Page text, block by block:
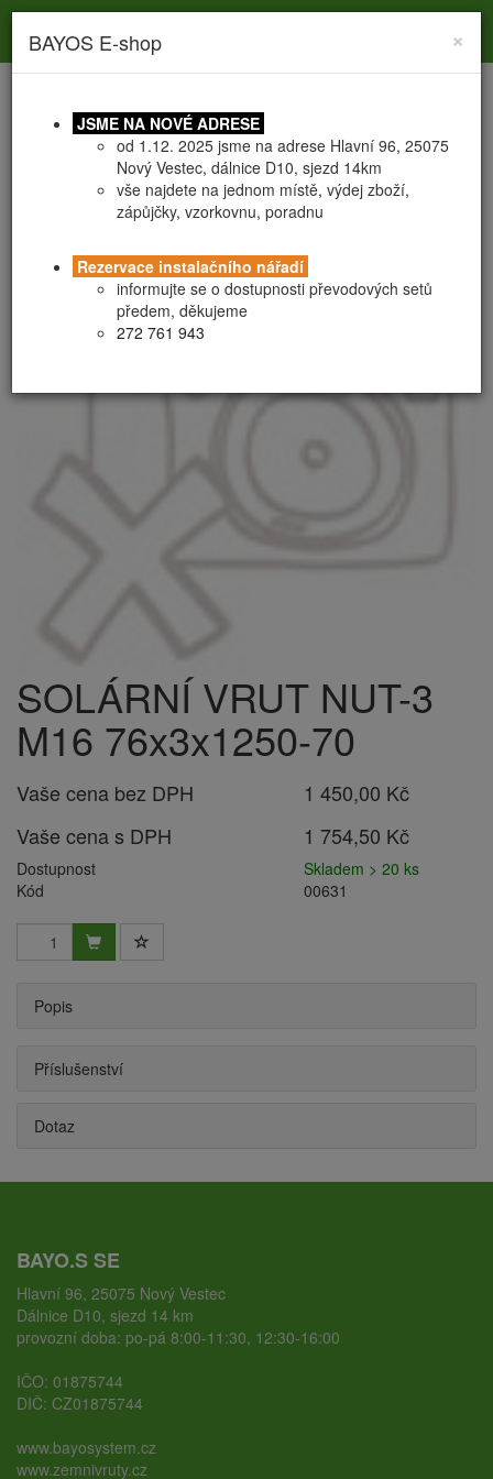
navigation
SEMI vruty fixní
SOLÁRNÍ VRUT NUT-3
M16 76x3x1250-70
Vaše cena bez DPH
1 450,00 Kč
Vaše cena s DPH
1 754,50 Kč
Dostupnost
Skladem > 20 ks
Kód
00631
Popis
Příslušenství
Dotaz
BAYO.S SE
Hlavní 96, 25075 Nový Vestec
Dálnice D10, sjezd 14 km
provozní doba: po-pá 8:00-11:30, 12:30-16:00
IČO: 01875744
DIČ: CZ01875744
www.bayosystem.cz
www.zemnivruty.cz
×
BAYOS E-shop
JSME NA NOVÉ ADRESE
od 1.12. 2025 jsme na adrese Hlavní 96, 25075
Nový Vestec, dálnice D10, sjezd 14km
vše najdete na jednom místě, výdej zboží,
zápůjčky, vzorkovnu, poradnu
Rezervace instalačního nářadí
informujte se o dostupnosti převodových setů
předem, děkujeme
272 761 943